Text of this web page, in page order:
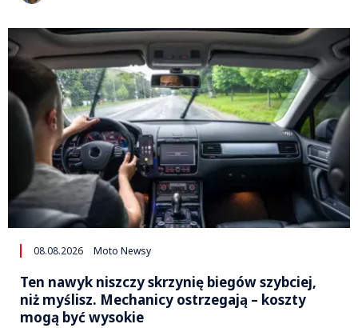
08.08.2026 Moto Newsy
Ten nawyk niszczy skrzynię biegów szybciej,
niż myślisz. Mechanicy ostrzegają – koszty
mogą być wysokie